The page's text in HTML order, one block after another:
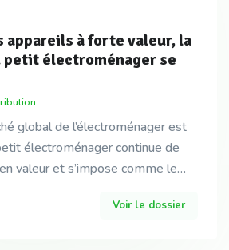
appareils à forte valeur, la
petit électroménager se
global de l’électroménager est
électroménager continue de
valeur et s’impose comme le
Voir le dossier